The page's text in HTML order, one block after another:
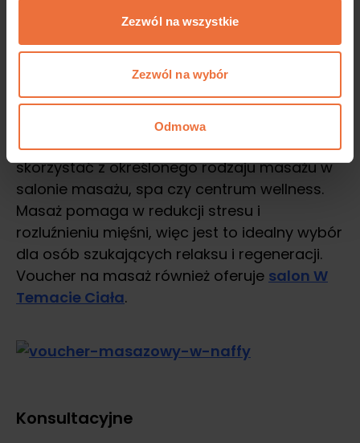
Zezwól na wszystkie
Zezwól na wybór
Odmowa
Masażowe
Posiadasz vouchera masażowego może
skorzystać z określonego rodzaju masażu w
salonie masażu, spa czy centrum wellness.
Masaż pomaga w redukcji stresu i
rozluźnieniu mięśni, więc jest to idealny wybór
dla osób szukających relaksu i regeneracji.
Voucher na masaż również oferuje salon W
Temacie Ciała.
Konsultacyjne